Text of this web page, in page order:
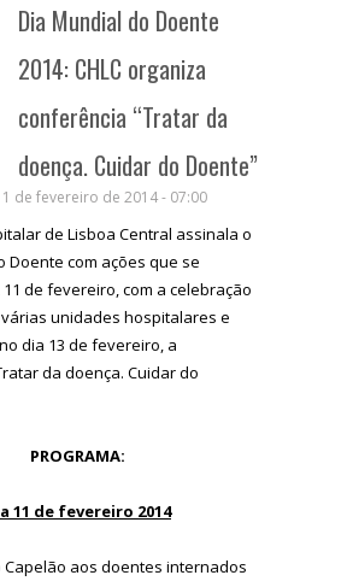
Dia Mundial do Doente
2014: CHLC organiza
conferência “Tratar da
doença. Cuidar do Doente”
de fevereiro de 2014 - 07:00
de Lisboa Central assinala o
Doente com ações que se
de fevereiro, com a celebração
unidades hospitalares e
dia 13 de fevereiro, a
da doença. Cuidar do
PROGRAMA:
11 de fevereiro 2014
Capelão aos doentes internados